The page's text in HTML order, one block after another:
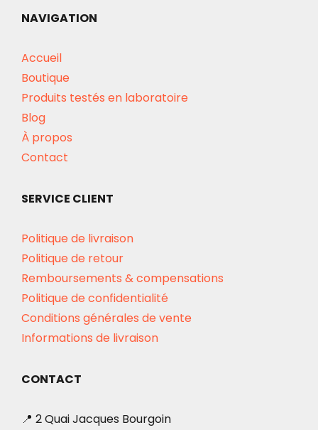
NAVIGATION
Accueil
Boutique
Produits testés en laboratoire
Blog
À propos
Contact
SERVICE CLIENT
Politique de livraison
Politique de retour
Remboursements & compensations
Politique de confidentialité
Conditions générales de vente
Informations de livraison
CONTACT
📍 2 Quai Jacques Bourgoin